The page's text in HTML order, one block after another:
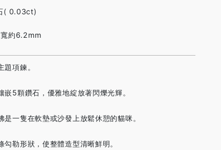
( 0.03ct)
約6.2mm
項鍊。
嵌5顆鑽石，優雅地綻放著閃爍光輝。
是一隻在軟墊或沙發上放鬆休憩的貓咪。
勾勒形狀，使整體造型清晰鮮明。